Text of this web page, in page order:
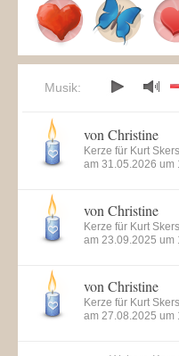
Musik:
von Christine
Kerze für Kurt
am 31.05.2026 um
von Christine
Kerze für Kurt
am 23.09.2025 um
von Christine
Kerze für Kurt
am 27.08.2025 um